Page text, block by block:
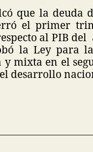
que la deuda
el primer
al PIB
la Ley para
mixta en el
desarrollo